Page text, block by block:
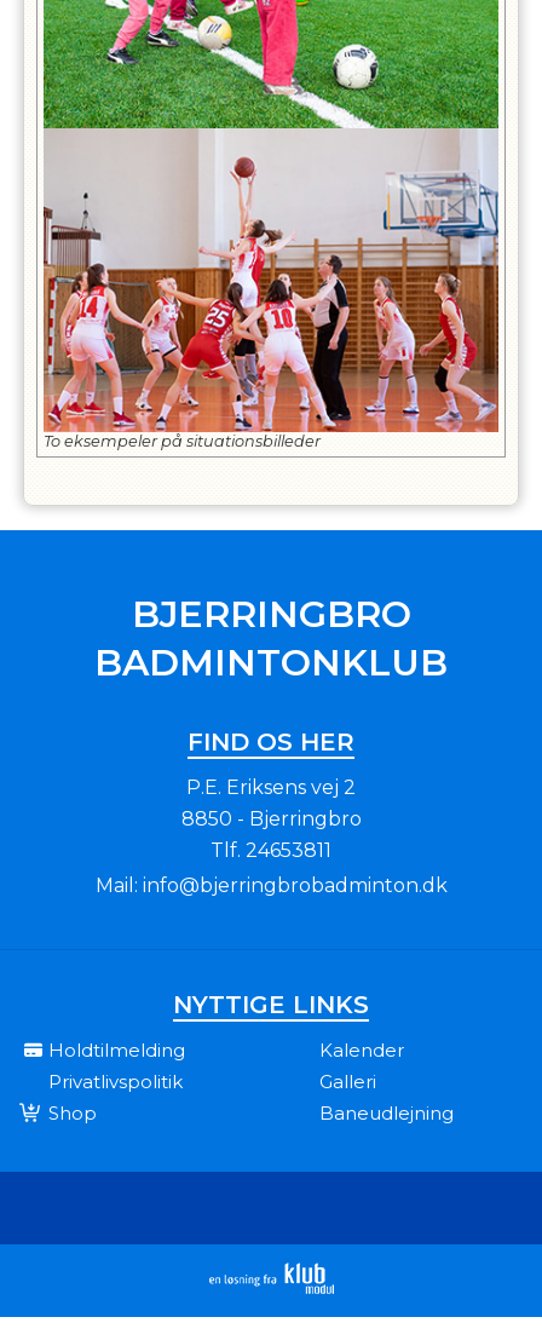
To eksempeler på situationsbilleder
BJERRINGBRO
BADMINTONKLUB
FIND OS HER
P.E. Eriksens vej 2
8850 - Bjerringbro
Tlf. 24653811
Mail: info@bjerringbrobadminton.dk
NYTTIGE LINKS
Holdtilmelding
Kalender
Privatlivspolitik
Galleri
Shop
Baneudlejning